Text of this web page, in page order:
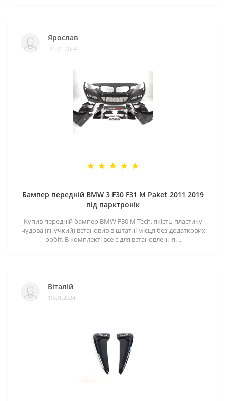
Ярослав
21.01.2024
Бампер передній BMW 3 F30 F31 M Paket 2011 2019
під парктронік
Купив передній бампер BMW F30 M-Tech, якість пластику
чудова (гнучкий) встановив в штатні місця без додаткових
робіт. В комплекті все є для встановлення. ..
Віталій
19.01.2024